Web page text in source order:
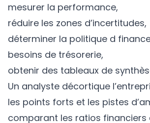
mesurer la performance,
réduire les zones d’incertitudes,
déterminer la politique d
besoins de trésorerie,
obtenir des tableaux de
Un analyste décortique
les points forts et les pistes
comparant les ratios financiers